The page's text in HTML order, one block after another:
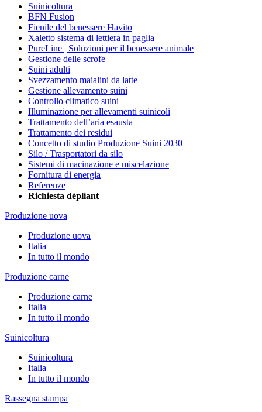
Suinicoltura
BFN Fusion
Fienile del benessere Havito
Xaletto sistema di lettiera in paglia
PureLine | Soluzioni per il benessere animale
Gestione delle scrofe
Suini adulti
Svezzamento maialini da latte
Gestione allevamento suini
Controllo climatico suini
Illuminazione per allevamenti suinicoli
Trattamento dell’aria esausta
Trattamento dei residui
Concetto di studio Produzione Suini 2030
Silo / Trasportatori da silo
Sistemi di macinazione e miscelazione
Fornitura di energia
Referenze
Richiesta dépliant
Produzione uova
Produzione uova
Italia
In tutto il mondo
Produzione carne
Produzione carne
Italia
In tutto il mondo
Suinicoltura
Suinicoltura
Italia
In tutto il mondo
Rassegna stampa